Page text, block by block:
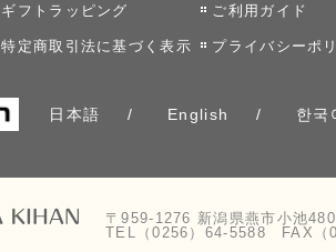
ギフトラッピング ご利用ガイド
特定商取引法に基づく表示 プライバシーポ
日本語 English 한국
〒959-1276 新潟県燕市小池
TEL（0256）64-5588 FAX（